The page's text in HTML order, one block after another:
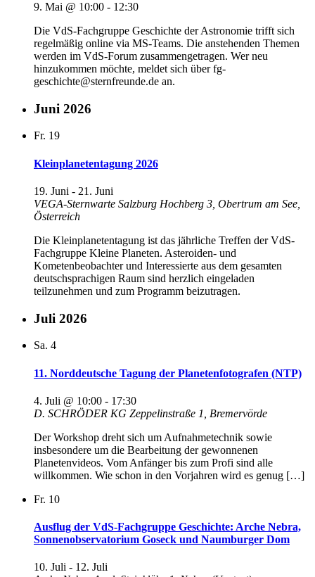
9. Mai @ 10:00 - 12:30
Die VdS-Fachgruppe Geschichte der Astronomie trifft sich
regelmäßig online via MS-Teams. Die anstehenden Themen
werden im VdS-Forum zusammengetragen. Wer neu
hinzukommen möchte, meldet sich über fg-
geschichte@sternfreunde.de an.
Juni 2026
Fr. 19
Kleinplanetentagung 2026
19. Juni - 21. Juni
VEGA-Sternwarte Salzburg Hochberg 3, Obertrum am See,
Österreich
Die Kleinplanetentagung ist das jährliche Treffen der VdS-
Fachgruppe Kleine Planeten. Asteroiden- und
Kometenbeobachter und Interessierte aus dem gesamten
deutschsprachigen Raum sind herzlich eingeladen
teilzunehmen und zum Programm beizutragen.
Juli 2026
Sa. 4
11. Norddeutsche Tagung der Planetenfotografen (NTP)
4. Juli @ 10:00 - 17:30
D. SCHRÖDER KG Zeppelinstraße 1, Bremervörde
Der Workshop dreht sich um Aufnahmetechnik sowie
insbesondere um die Bearbeitung der gewonnenen
Planetenvideos. Vom Anfänger bis zum Profi sind alle
willkommen. Wie schon in den Vorjahren wird es genug […]
Fr. 10
Ausflug der VdS-Fachgruppe Geschichte: Arche Nebra,
Sonnenobservatorium Goseck und Naumburger Dom
10. Juli - 12. Juli